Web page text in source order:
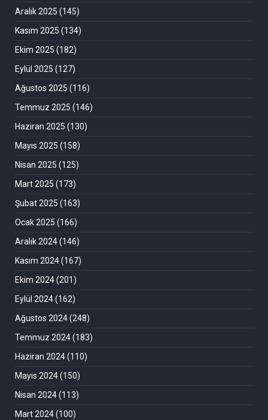
Aralık 2025 (145)
Kasım 2025 (134)
Ekim 2025 (182)
Eylül 2025 (127)
Ağustos 2025 (116)
Temmuz 2025 (146)
Haziran 2025 (130)
Mayıs 2025 (158)
Nisan 2025 (125)
Mart 2025 (173)
Şubat 2025 (163)
Ocak 2025 (166)
Aralık 2024(146)
Kasım 2024(167)
Ekim 2024(201)
Eylül 2024(162)
Ağustos 2024(248)
Temmuz 2024(183)
Haziran 2024(110)
Mayıs 2024(150)
Nisan 2024(113)
Mart 2024(100)